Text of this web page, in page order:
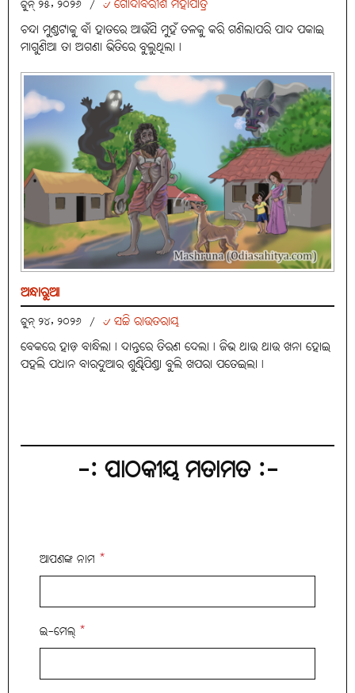
ଜୁନ୍ ୨୫, ୨୦୨୬ /
ଚନ୍ଦା ମୁଣ୍ଡଟାକୁ ବାଁ ହାତରେ ଆଉଁସି ମୁହଁ ତଳକୁ କରି ଗଣିଲାପରି ପାଦ ପକାଇ
ମାଗୁଣିଆ ତା ଅଗଣା ଭିତିରେ ବୁଲୁଥିଲା।
ଅନ୍ଧାରୁଆ
ଜୁନ୍ ୨୪, ୨୦୨୬ / ୰ ସଚ୍ଚି ରାଉତରାୟ
ବେକରେ ହାଡ଼ ବାନ୍ଧିଲା। ଦାନ୍ତରେ ତିରଣ ଦେଲା। ଜିଭ ଥାଉ ଥାଉ ଖନା ହୋଇ
ପହଲି ପଧାନ ବାରଦୁଆର ଶୁଣ୍ଢିପିଣ୍ଡା ବୁଲି ଖପରା ପତେଇଲା।
-: ପାଠକୀୟ ମତାମତ :-
ଆପଣଙ୍କ ନାମ *
ଇ-ମେଲ୍ *